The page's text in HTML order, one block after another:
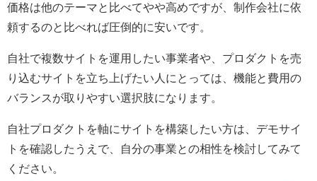
価格は他のテーマと比べてやや高めですが、制作会社に依
頼するのと比べれば圧倒的に安いです。
自社で複数サイトを運用したい事業者や、プロダクトを売
り込むサイトを立ち上げたい人にとっては、機能と費用の
バランスが取りやすい選択肢になります。
自社プロダクトを軸にサイトを構築したい方は、デモサイ
トを確認したうえで、自分の事業との相性を検討してみて
ください。